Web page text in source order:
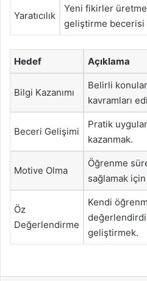
Yaratıcılık
Yeni fikirler
geliştirme becerisi
Hedef Açıklama
Bilgi Kazanımı
Belirli
kavramları
Beceri Gelişimi
Pratik
kazanmak.
Motive Olma
Öğrenme
sağlamak
Öz
Değerlendirme
Kendi
geliştirmek.